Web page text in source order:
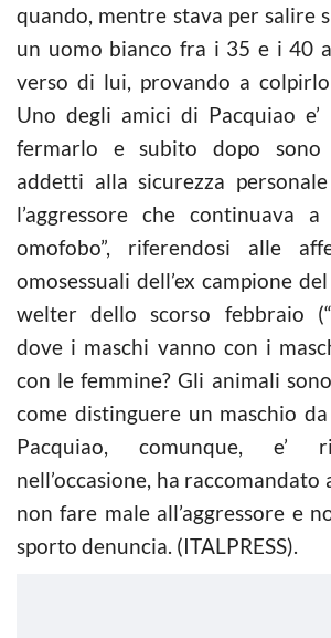
quando, mentre stava per salire
un uomo bianco fra i 35 e i 40
verso di lui, provando a
Uno degli amici di Pacquiao e’
fermarlo e subito dopo
addetti alla sicurezza
l’aggressore che continuava
omofobo”, riferendosi alle
omosessuali dell’ex campione
welter dello scorso febbraio
dove i maschi vanno con i
con le femmine? Gli animali
come distinguere un maschio da
Pacquiao, comunque, e’
nell’occasione, ha
non fare male all’aggressore e
sporto denuncia. (ITALPRESS).